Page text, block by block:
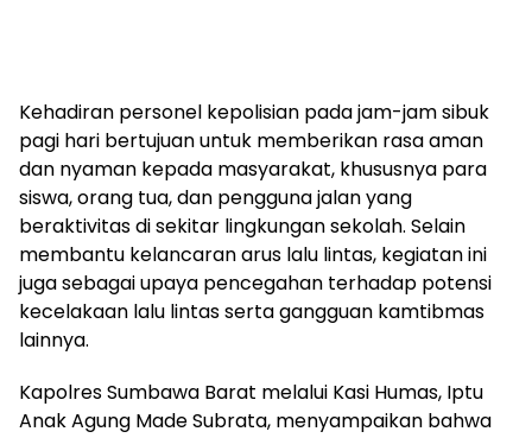
Kehadiran personel kepolisian pada jam-jam sibuk
pagi hari bertujuan untuk memberikan rasa aman
dan nyaman kepada masyarakat, khususnya para
siswa, orang tua, dan pengguna jalan yang
beraktivitas di sekitar lingkungan sekolah. Selain
membantu kelancaran arus lalu lintas, kegiatan ini
juga sebagai upaya pencegahan terhadap potensi
kecelakaan lalu lintas serta gangguan kamtibmas
lainnya.
Kapolres Sumbawa Barat melalui Kasi Humas, Iptu
Anak Agung Made Subrata, menyampaikan bahwa